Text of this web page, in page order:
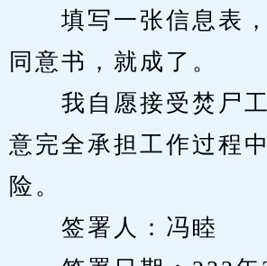
填写一张信息表，
同意书，就成了。
我自愿接受焚尸工
意完全承担工作过程
险。
签署人：冯睦